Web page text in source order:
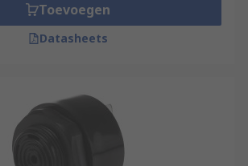
Toevoegen
Datasheets